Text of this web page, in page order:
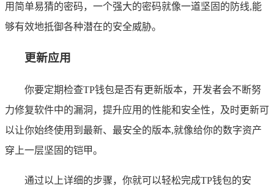
用简单易猜的密码，一个强大的密码就像一道坚固的防线,能
够有效地抵御各种潜在的安全威胁。
更新应用
你要定期检查TP钱包是否有更新版本，开发者会不断努
力修复软件中的漏洞，提升应用的性能和安全性，及时更新可
以让你始终使用到最新、最安全的版本,就像给你的数字资产
穿上一层坚固的铠甲。
通过以上详细的步骤，你就可以轻松完成TP钱包的安